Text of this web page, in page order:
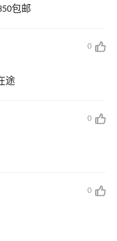
包邮
0
途
0
0